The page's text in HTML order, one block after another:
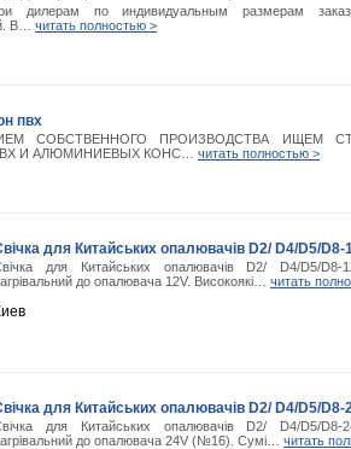
дилерам по индивидуальным размерам
В… читать полностью >
пвх
СОБСТВЕННОГО ПРОИЗВОДСТВА ИЩЕМ
И АЛЮМИНИЕВЫХ КОНС… читать полностью >
для Китайських опалювачів D2/ D4/D5/D8-
для Китайських опалювачів D2/ D4/D5/D8-
до опалювача 12V. Високоякі… читать
для Китайських опалювачів D2/ D4/D5/D8-
для Китайських опалювачів D2/ D4/D5/D8-
до опалювача 24V (№16). Сумі… читать